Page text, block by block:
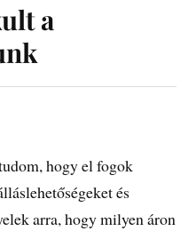
a
hogy el fogok
és
arra, hogy milyen áron